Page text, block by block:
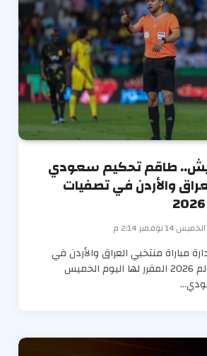
طاقم تحكيم سعودي
والأردن في تصفيات
الخميس 14 نوفمبر 2:14 م
مباراة منتخبي العراق والأردن في
تصفيات كأس العالم 2026 المقرر لها اليوم الخميس